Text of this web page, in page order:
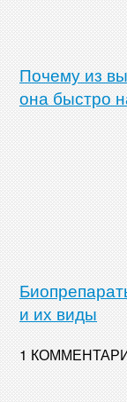
Почему из
она быстро
и их виды
1